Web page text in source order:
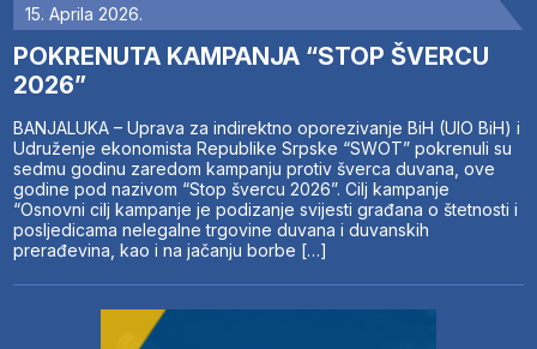
15. Aprila 2026.
POKRENUTA KAMPANJA “STOP ŠVERCU
2026”
BANJALUKA – Uprava za indirektno oporezivanje BiH (UIO BiH) i
Udruženje ekonomista Republike Srpske “SWOT” pokrenuli su
sedmu godinu zaredom kampanju protiv šverca duvana, ove
godine pod nazivom “Stop švercu 2026”. Cilj kampanje
“Osnovni cilj kampanje je podizanje svijesti građana o štetnosti i
posljedicama nelegalne trgovine duvana i duvanskih
prerađevina, kao i na jačanju borbe […]